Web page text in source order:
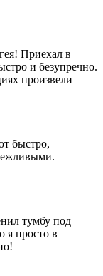
Приехал в
и безупречно.
произвели
быстро,
тумбу под
я просто в